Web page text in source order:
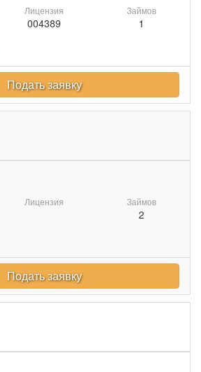
Лицензия
004389
Займов
1
Подать заявку
Лицензия Займов
2
Подать заявку